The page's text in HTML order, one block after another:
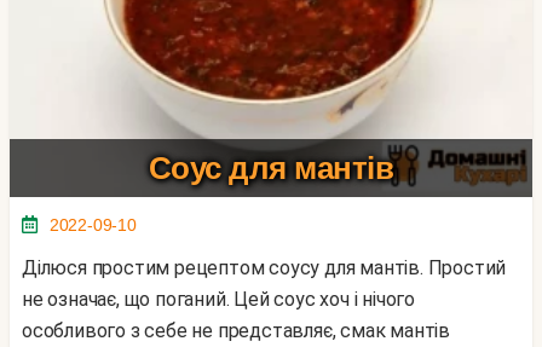
Соус для мантів
2022-09-10
Ділюся простим рецептом соусу для мантів. Простий
не означає, що поганий. Цей соус хоч і нічого
особливого з себе не представляє, смак мантів